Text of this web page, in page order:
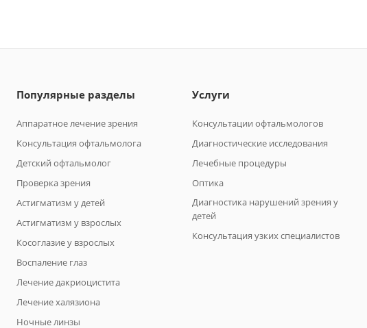
Популярные разделы
Аппаратное лечение зрения
Консультация офтальмолога
Детский офтальмолог
Проверка зрения
Астигматизм у детей
Астигматизм у взрослых
Косоглазие у взрослых
Воспаление глаз
Лечение дакриоцистита
Лечение халязиона
Ночные линзы
Услуги
Консультации офтальмологов
Диагностические исследования
Лечебные процедуры
Оптика
Диагностика нарушений зрения у
детей
Консультация узких специалистов